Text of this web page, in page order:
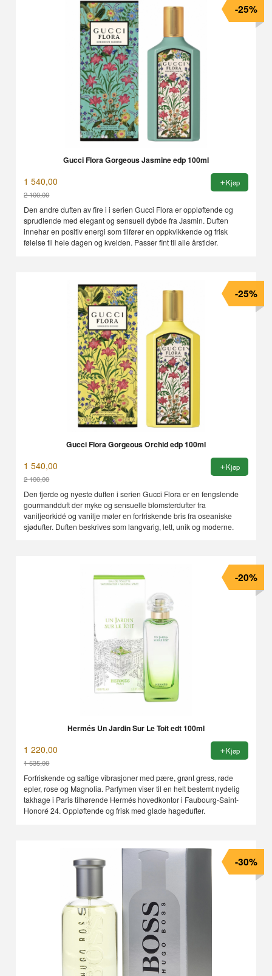
Gucci Flora Gorgeous Jasmine edp 100ml
1 540,00
2 100,00
Rabatt
-25%
Kjøp
Den andre duften av fire i i serien Gucci Flora er oppløftende og
sprudlende med elegant og sensuell dybde fra Jasmin. Duften
innehar en positiv energi som tilfører en oppkvikkende og frisk
følelse til hele dagen og kvelden. Passer fint til alle årstider.
Gucci Flora Gorgeous Orchid edp 100ml
1 540,00
2 100,00
Rabatt
-25%
Kjøp
Den fjerde og nyeste duften i serien Gucci Flora er en fengslende
gourmandduft der myke og sensuelle blomsterdufter fra
vaniljeorkidé og vanilje møter en forfriskende bris fra oseaniske
sjødufter. Duften beskrives som langvarig, lett, unik og moderne.
Hermés Un Jardin Sur Le Toit edt 100ml
1 220,00
1 535,00
Rabatt
-20%
Kjøp
Forfriskende og saftige vibrasjoner med pære, grønt gress, røde
epler, rose og Magnolia. Parfymen viser til en helt bestemt nydelig
takhage i Paris tilhørende Hermés hovedkontor i Faubourg-Saint-
Honoré 24. Oppløftende og frisk med glade hagedufter.
-30%